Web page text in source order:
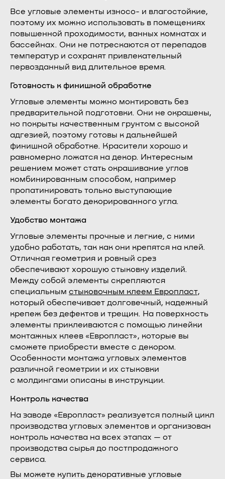
Все угловые элементы износо- и влагостойкие,
поэтому их можно использовать в помещениях
повышенной проходимости, ванных комнатах и
бассейнах. Они не потрескаются от перепадов
температур и сохранят привлекательный
первозданный вид длительное время.
Готовность к финишной обработке
Угловые элементы можно монтировать без
предварительной подготовки. Они не окрашены,
но покрыты качественным грунтом с высокой
адгезией, поэтому готовы к дальнейшей
финишной обработке. Красители хорошо и
равномерно ложатся на декор. Интересным
решением может стать окрашивание углов
комбинированным способом, например
пропатинировать только выступающие
элементы богато декорированного угла.
Удобство монтажа
Угловые элементы прочные и легкие, с ними
удобно работать, так как они крепятся на клей.
Отличная геометрия и ровный срез
обеспечивают хорошую стыковку изделий.
Между собой элементы скрепляются
специальным стыковочным клеем Европласт,
который обеспечивает долговечный, надежный
крепеж без дефектов и трещин. На поверхность
элементы приклеиваются с помощью линейки
монтажных клеев «Европласт», которые вы
сможете приобрести вместе с декором.
Особенности монтажа угловых элементов
различной геометрии и их стыковки
с молдингами описаны в инструкции.
Контроль качества
На заводе «Европласт» реализуется полный цикл
производства угловых элементов и организован
контроль качества на всех этапах — от
производства сырья до постпродажного
сервиса.
Вы можете купить декоративные угловые